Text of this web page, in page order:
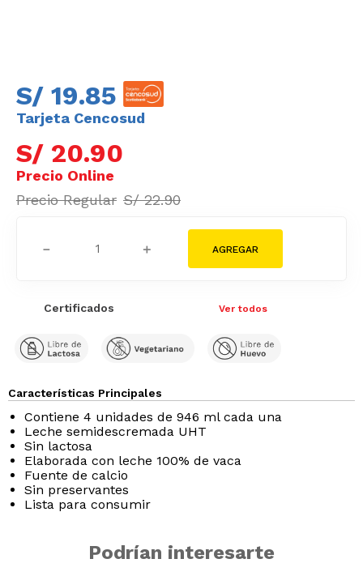
Tarjeta Cencosud
S/ 19.85
S/ 20.90
S/ 22.90
＋
－
Certificados Ver todos
Características Principales
Contiene 4 unidades de 946 ml cada una
Leche semidescremada UHT
Sin lactosa
Elaborada con leche 100% de vaca
Fuente de calcio
Sin preservantes
Lista para consumir
Podrían interesarte